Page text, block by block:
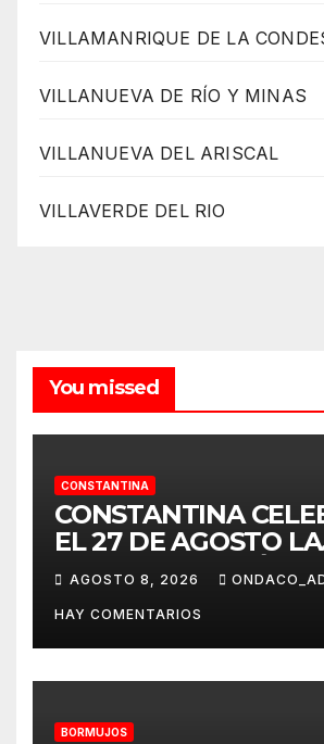
VILLAMANRIQUE DE LA
VILLANUEVA DE RÍO Y MINAS
VILLANUEVA DEL ARISCAL
VILLAVERDE DEL RIO
You missed
CONSTANTINA
CONSTANTINA
EL 27 DE AGOSTO LA
TERCERA EDICIÓN
CERTAMEN TAURINO
ALAMBIQUE DE
AGOSTO 8, 2026
HAY COMENTARIOS
BORMUJOS